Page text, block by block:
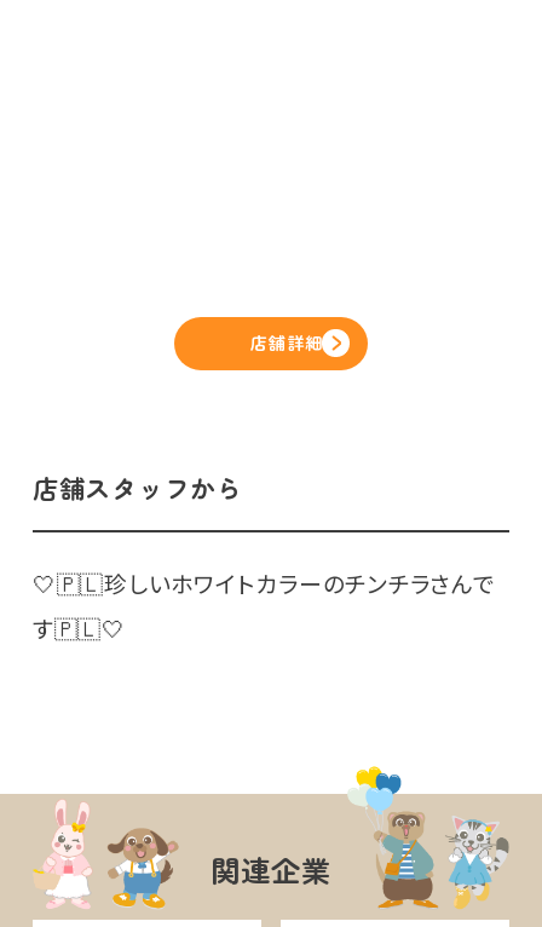
店舗詳細
店舗スタッフから
🤍🇵🇱珍しいホワイトカラーのチンチラさんで
す🇵🇱🤍
関連企業